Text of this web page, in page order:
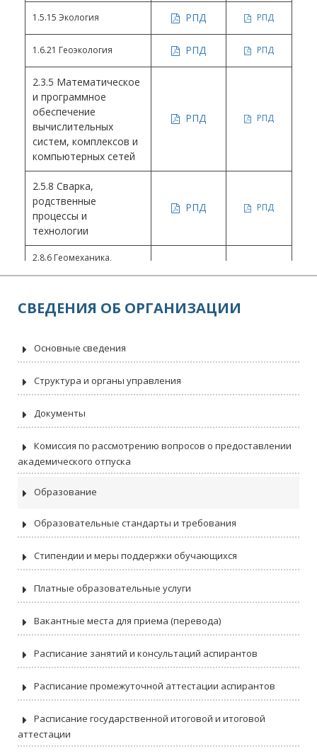
1.5.15 Экология РПД РПД
1.6.21 Геоэкология РПД РПД
2.3.5 Математическое
и программное
обеспечение
вычислительных
систем, комплексов и
компьютерных сетей
РПД РПД
2.5.8 Сварка,
родственные
процессы и
технологии
РПД РПД
2.8.6 Геомеханика,
пород, рудничная
РПД РПД
4.1.1 Общее земледелие
и растениеводство
РПД РПД
4.1.2 Селекция,
биотехнология растений
СВЕДЕНИЯ ОБ ОРГАНИЗАЦИИ
Основные сведения
Структура и органы управления
Документы
Комиссия по рассмотрению вопросов о предоставлении
академического отпуска
Образование
Образовательные стандарты и требования
Стипендии и меры поддержки обучающихся
Платные образовательные услуги
Вакантные места для приема (перевода)
Расписание занятий и консультаций аспирантов
Расписание промежуточной аттестации аспирантов
Расписание государственной итоговой и итоговой
аттестации